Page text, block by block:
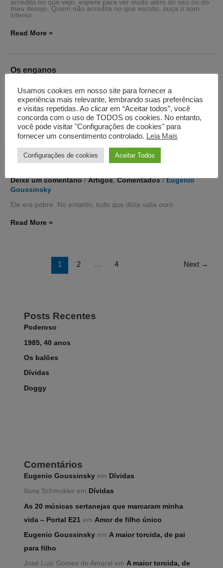
acredita no que vejo, espere para ver muito além do seu ou do
meu desejo. Quem não acredita no que escuto, ouça o som
interior
Read More »
Os enganos
Goussinsky
Muitos enganam por pensarem demais no ouro. E se enganam
por pensarem menos no outro.
Os
Read More »
Deixe um comentário /Artigos,Comentados/Eugenio
Goussinsky
Ele era pobre. No entanto, tudo que dizia valia ouro.
Read More »
1 2 … 4 Next →
Posts Recentes
Poderoso
1985, 40 anos
Os balões
Dívidas
Doggy
Comentários
Eugenio Goussinsky em Dívidas
Ilana Schmukler em Dívidas
As 20 músicas sertanejas que marcaram minha
vida – Portal E21 em Amor de filho único
Eugenio Goussinsky em A maior torcida, de pai
para filho
José Luiz Gomes do Amaral emA maior torcida, de
Usamos cookies em nosso site para fornecer a
experiência mais relevante, lembrando suas preferências
e visitas repetidas. Ao clicar em “Aceitar todos”, você
concorda com o uso de TODOS os cookies. No entanto,
você pode visitar "Configurações de cookies" para
fornecer um consentimento controlado. Leia Mais
Configurações de cookies Aceitar Todos